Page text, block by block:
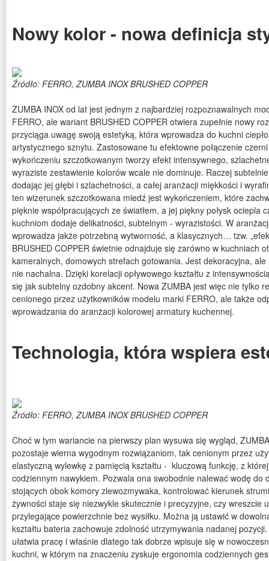
Nowy kolor - nowa definicja
Źródło: FERRO, ZUMBA INOX BRUSHED COPPER
ZUMBA INOX od lat jest jednym z najbardziej rozpoznawalnych
FERRO, ale wariant BRUSHED COPPER otwiera zupełnie nowy
przyciąga uwagę swoją estetyką, która wprowadza do kuchni
artystycznego sznytu. Zastosowane tu efektowne połączenie
wykończeniu szczotkowanym tworzy efekt intensywnego,
wyraziste zestawienie kolorów wcale nie dominuje. Raczej
dodając jej głębi i szlachetności, a całej aranżacji miękkości i
ten wizerunek szczotkowana miedź jest wykończeniem, które
pięknie współpracujących ze światłem, a jej piękny połysk ociepla
kuchniom dodaje delikatności, subtelnym - wyrazistości. W
wprowadza jakże potrzebną wytworność, a klasycznych… tzw.
BRUSHED COPPER świetnie odnajduje się zarówno w kuchniach
kameralnych, domowych strefach gotowania. Jest dekoracyjna,
nie nachalna. Dzięki korelacji opływowego kształtu z
się jak subtelny ozdobny akcent. Nowa ZUMBA jest więc nie tylko
cenionego przez użytkowników modelu marki FERRO, ale także
wprowadzania do aranżacji kolorowej armatury kuchennej.
Technologia, która wspiera
Źródło: FERRO, ZUMBA INOX BRUSHED COPPER
Choć w tym wariancie na pierwszy plan wysuwa się wygląd,
pozostaje wierna wygodnym rozwiązaniom, tak cenionym przez
elastyczną wylewkę z pamięcią kształtu - kluczową funkcję, z
codziennym nawykiem. Pozwala ona swobodnie nalewać wodę do
stojących obok komory zlewozmywaka, kontrolować kierunek
żywności staje się niezwykle skutecznie i precyzyjne, czy wreszcie
przylegające powierzchnie bez wysiłku. Można ją ustawić w
kształtu bateria zachowuje zdolność utrzymywania nadanej
ułatwia pracę i właśnie dlatego tak dobrze wpisuje się w
kuchni, w którym na znaczeniu zyskuje ergonomia codziennych